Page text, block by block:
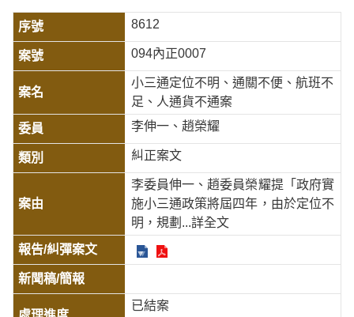
8612
094內正0007
小三通定位不明、通關不便、航班不
足、人通貨不通案
李伸一、趙榮耀
糾正案文
李委員伸一、趙委員榮耀提「政府實
施小三通政策將屆四年，由於定位不
明，規劃 ...詳全文
已結案